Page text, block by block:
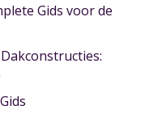
Gids voor de